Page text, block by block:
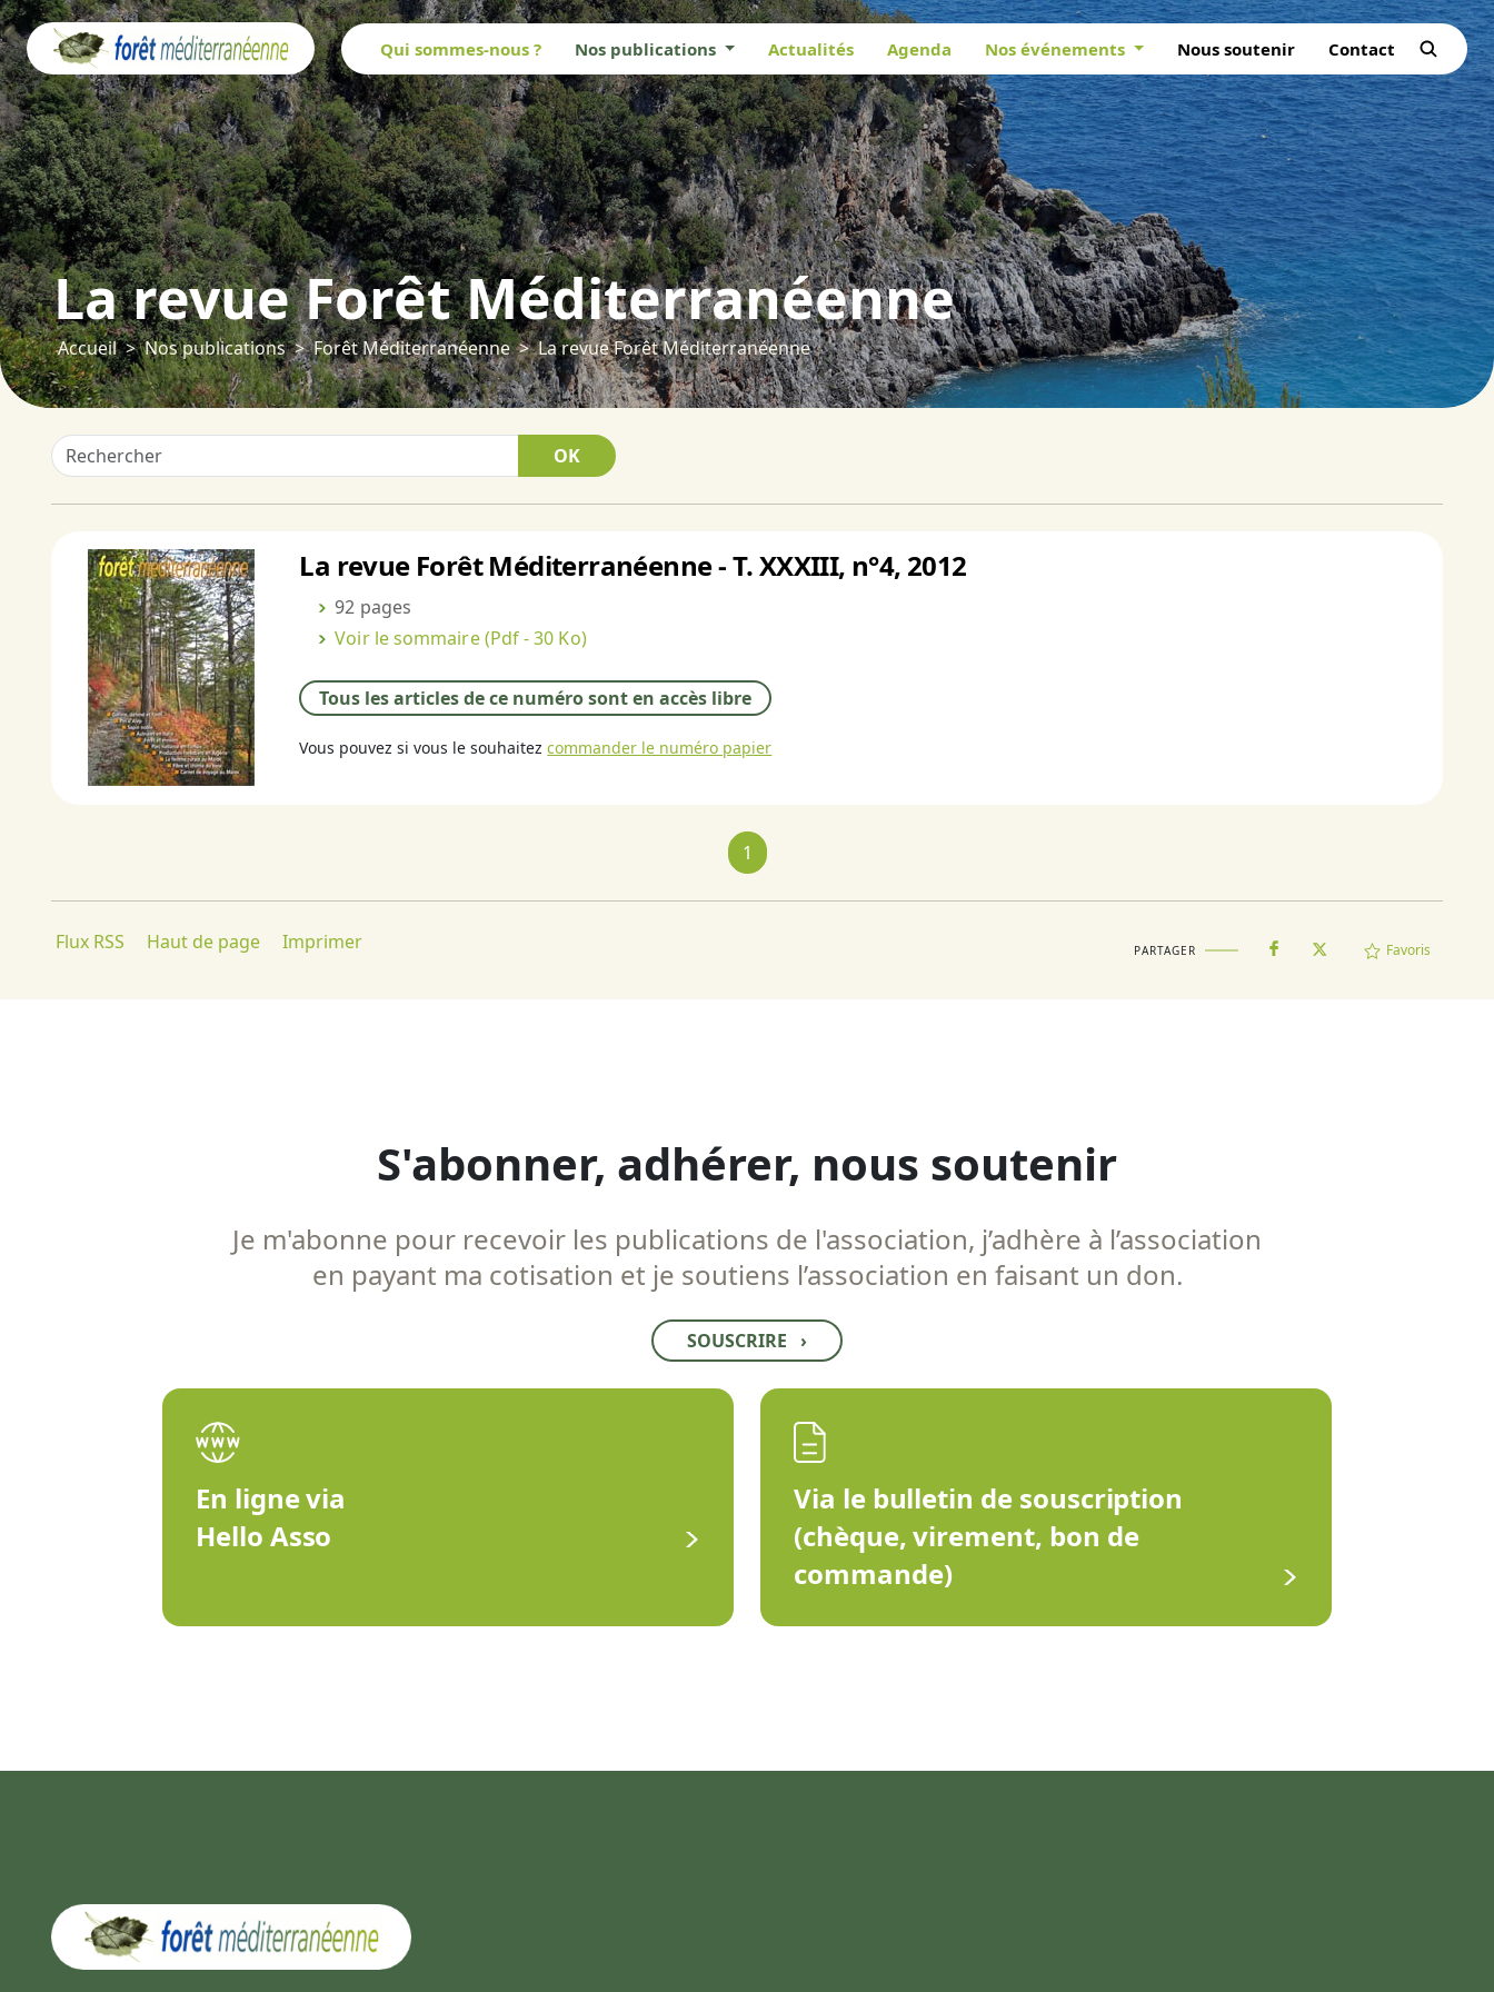
Qui sommes-nous ? Nos publications Actualités Agenda Nos événements Nous soutenir Contact
La revue Forêt Méditerranéenne
Accueil Nos publications Forêt Méditerranéenne La revue Forêt Méditerranéenne
La revue Forêt Méditerranéenne - T. XXXIII, n°4, 2012
92 pages
Voir le sommaire(Pdf - 30 Ko)
Tous les articles de ce numéro sont en accès libre
Vous pouvez si vous le souhaitezcommander le numéro papier
1
Flux RSS Haut de page Imprimer PARTAGER Favoris
S'abonner, adhérer, nous soutenir
Je m'abonne pour recevoir les publications de l'association, j’adhère à l’association
en payant ma cotisation et je soutiens l’association en faisant un don.
SOUSCRIRE ›
En ligne via
Hello Asso
Via le bulletin de souscription
(chèque, virement, bon de
commande)
Panneau de gestion des cookies